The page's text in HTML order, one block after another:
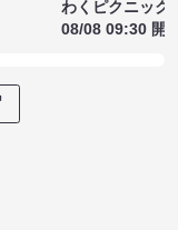
わくピクニック
08/08 09:30 開